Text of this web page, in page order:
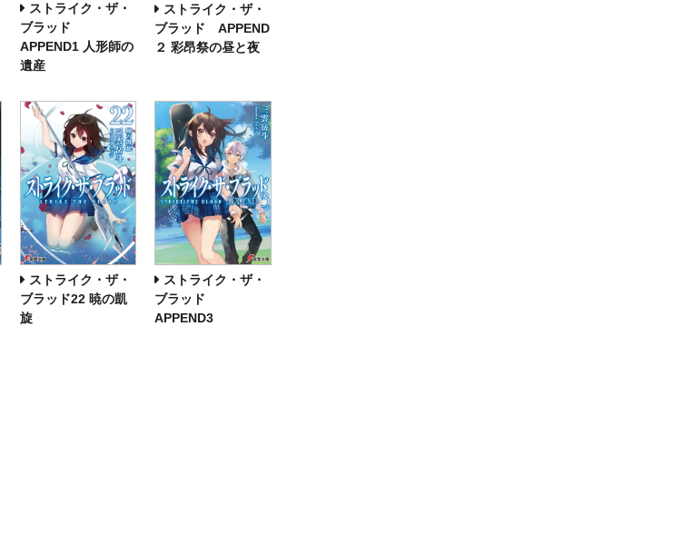
ストライク・ザ・
ブラッド
APPEND1 人形師の
遺産
ストライク・ザ・
ブラッド APPEND
２ 彩昂祭の昼と夜
ストライク・ザ・
ブラッド22 暁の凱
旋
ストライク・ザ・
ブラッド
APPEND3